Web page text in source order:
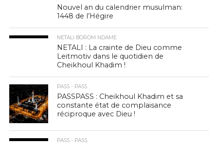
Nouvel an du calendrier musulman:
1448 de l’Hégire
NETALI BOROM NDAME
NETALI : La crainte de Dieu comme
Leitmotiv dans le quotidien de
Cheikhoul Khadim !
PASS - PASS
PASSPASS : Cheikhoul Khadim et sa
constante état de complaisance
réciproque avec Dieu !
PASS - PASS